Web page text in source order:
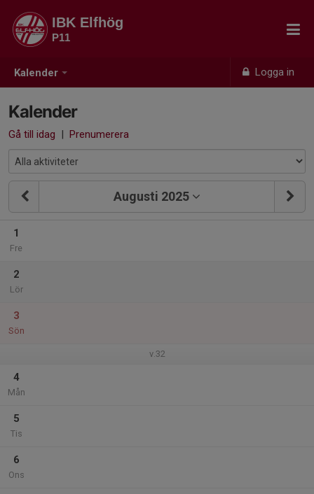
Kalender Logga in
IBK Elfhög
P11
Kalender
Gå till idag | Prenumerera
Augusti 2025
1
Fre
2
Lör
3
Sön
v.32
4
Mån
5
Tis
6
Ons